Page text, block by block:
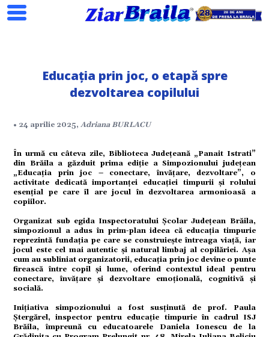
Educația prin joc, o etapă spre
dezvoltarea copilului
• 24 aprilie 2025,Adriana BURLACU
În urmă cu câteva zile, Biblioteca Județeană „Panait Istrati”
din Brăila a găzduit prima ediție a Simpozionului județean
„Educația prin joc – conectare, învățare, dezvoltare”, o
activitate dedicată importanței educației timpurii și rolului
esențial pe care îl are jocul în dezvoltarea armonioasă a
copiilor.
Organizat sub egida Inspectoratului Școlar Județean Brăila,
simpozionul a adus în prim-plan ideea că educația timpurie
reprezintă fundația pe care se construiește întreaga viață, iar
jocul este cel mai autentic și natural limbaj al copilăriei. Așa
cum au subliniat organizatorii, educația prin joc devine o punte
firească între copil și lume, oferind contextul ideal pentru
conectare, învățare și dezvoltare emoțională, cognitivă și
socială.
Inițiativa simpozionului a fost susținută de prof. Paula
Ștergărel, inspector pentru educație timpurie în cadrul ISJ
Brăila, împreună cu educatoarele Daniela Ionescu de la